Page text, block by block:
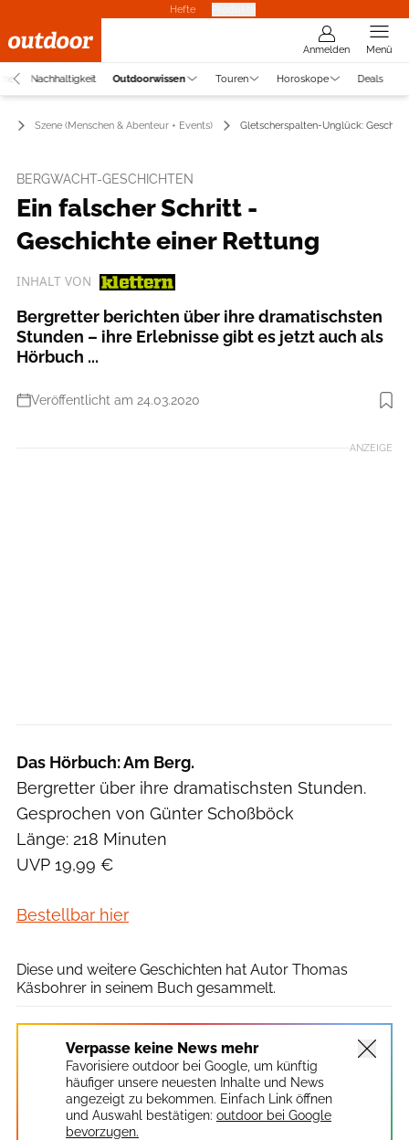
Hefte
Anmelden Menü
Nachhaltigkeit Outdoorwissen Touren Horoskope Deals
Szene (Menschen & Abenteur + Events) Gletscherspalten-Unglück:
BERGWACHT-GESCHICHTEN
Ein falscher Schritt -
Geschichte einer Rettung
INHALT VON
Bergretter berichten über ihre dramatischsten
Stunden – ihre Erlebnisse gibt es jetzt auch als
Hörbuch ...
Veröffentlicht am 24.03.2020
Foto: Christoph Vogg / Bergwacht Grainau
ANZEIGE
Das Hörbuch: Am Berg.
Bergretter über ihre dramatischsten Stunden.
Gesprochen von Günter Schoßböck
Länge: 218 Minuten
UVP 19,99 €
Bestellbar hier
Diese und weitere Geschichten hat Autor Thomas
Käsbohrer in seinem Buch gesammelt.
Verpasse keine News mehr
Favorisiere outdoor bei Google, um künftig
häufiger unsere neuesten Inhalte und News
angezeigt zu bekommen. Einfach Link öffnen
und Auswahl bestätigen: outdoor bei Google
bevorzugen.